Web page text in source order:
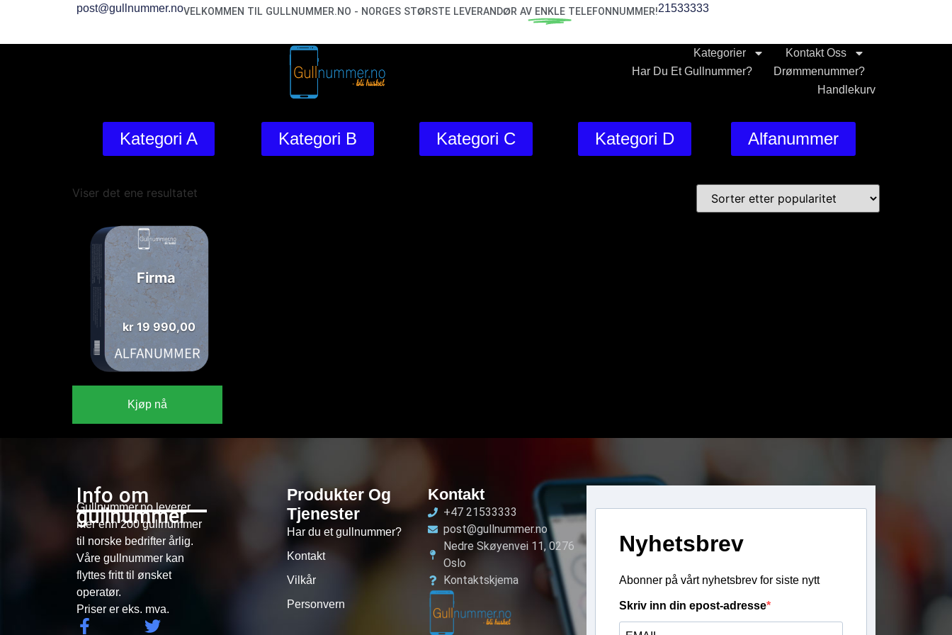
post@gullnummer.noVELKOMMEN TIL GULLNUMMER.NO - NORGES STØRSTE LEVERANDØR AV ENKLE TELEFONNUMMER!21533333
Kategorier
Kontakt Oss
Har Du Et Gullnummer?
Drømmenummer?
Handlekurv
Kategori A Kategori B Kategori C Kategori D Alfanummer
Viser det ene resultatet
Kjøp nå
Firma
kr 19 990,00
Info om
gullnummer
Gullnummer.no leverer
mer enn 200 gullnummer
til norske bedrifter årlig.
Våre gullnummer kan
flyttes fritt til ønsket
operatør.
Priser er eks. mva.
Produkter Og
Tjenester
Har du et gullnummer?
Kontakt
Vilkår
Personvern
Kontakt
+47 21533333
post@gullnummer.no
Nedre Skøyenvei 11, 0276
Oslo
Kontaktskjema
Nyhetsbrev
Abonner på vårt nyhetsbrev for siste nytt
Skriv inn din epost-adresse